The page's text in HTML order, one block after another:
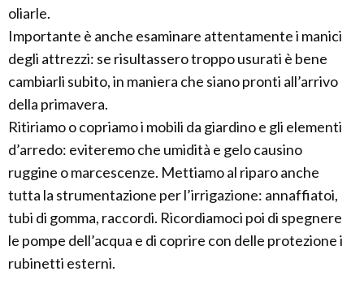
oliarle.
Importante è anche esaminare attentamente i manici
degli attrezzi: se risultassero troppo usurati è bene
cambiarli subito, in maniera che siano pronti all’arrivo
della primavera.
Ritiriamo o copriamo i mobili da giardino e gli elementi
d’arredo: eviteremo che umidità e gelo causino
ruggine o marcescenze. Mettiamo al riparo anche
tutta la strumentazione per l’irrigazione: annaffiatoi,
tubi di gomma, raccordi. Ricordiamoci poi di spegnere
le pompe dell’acqua e di coprire con delle protezione i
rubinetti esterni.